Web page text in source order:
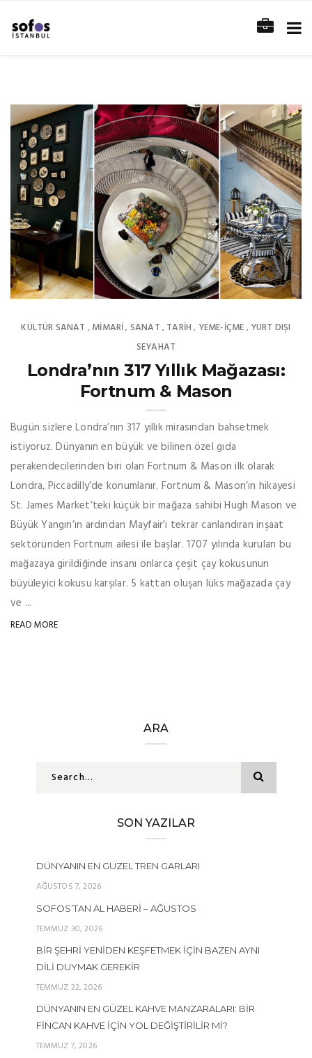
KÜLTÜR SANAT , MIMARI, SANAT , TARİH , YEME-İÇME , YURT DIŞI
SEYAHAT
Londra’nın 317 Yıllık Mağazası:
Fortnum & Mason
Bugün sizlere Londra’nın 317 yıllık mirasından bahsetmek
istiyoruz. Dünyanın en büyük ve bilinen özel gıda
perakendecilerinden biri olan Fortnum & Mason ilk olarak
Londra, Piccadilly’de konumlanır. Fortnum & Mason’ın hikayesi
St. James Market’teki küçük bir mağaza sahibi Hugh Mason ve
Büyük Yangın’ın ardından Mayfair’ı tekrar canlandıran inşaat
sektöründen Fortnum ailesi ile başlar. 1707 yılında kurulan bu
mağazaya girildiğinde insanı onlarca çeşit çay kokusunun
büyüleyici kokusu karşılar. 5 kattan oluşan lüks mağazada çay
ve ...
READ MORE
ARA
SON YAZILAR
DÜNYANIN EN GÜZEL TREN GARLARI
AĞUSTOS 7, 2026
SOFOS’TAN AL HABERI – AĞUSTOS
TEMMUZ 30, 2026
BIR ŞEHRI YENIDEN KEŞFETMEK İÇIN BAZEN AYNI
DILI DUYMAK GEREKIR
TEMMUZ 22, 2026
DÜNYANIN EN GÜZEL KAHVE MANZARALARI: BIR
FINCAN KAHVE İÇIN YOL DEĞIŞTIRILIR MI?
TEMMUZ 7, 2026